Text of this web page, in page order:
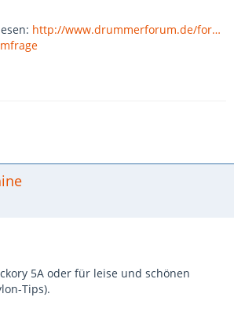
http://www.drummerforum.de/for…
5A oder für leise und schönen
Tips).